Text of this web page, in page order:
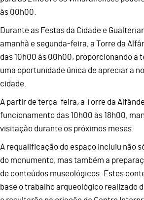
às 00h00.
Durante as Festas da Cidade e
amanhã e segunda-feira, a Torre da
das 10h00 às 00h00, proporcionando a
uma oportunidade única de apreciar a
cidade.
A partir de terça-feira, a Torre da
funcionamento das 10h00 às 18h00,
visitação durante os próximos meses.
A requalificação do espaço incluiu não
do monumento, mas também a
de conteúdos museológicos. Estes
base o trabalho arqueológico realizado